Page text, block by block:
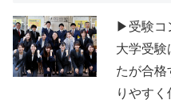
▶受験コ
大学受験
たが合格
りやすく